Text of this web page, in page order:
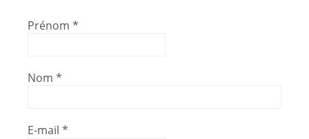
Prénom *
Nom *
E-mail *